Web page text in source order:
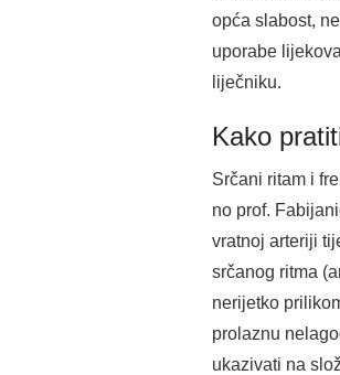
opća slabost,
uporabe
liječniku.
Kako
Srčani ritam i
no prof.
vratnoj arteriji
srčanog ritma
nerijetko
prolaznu
ukazivati na